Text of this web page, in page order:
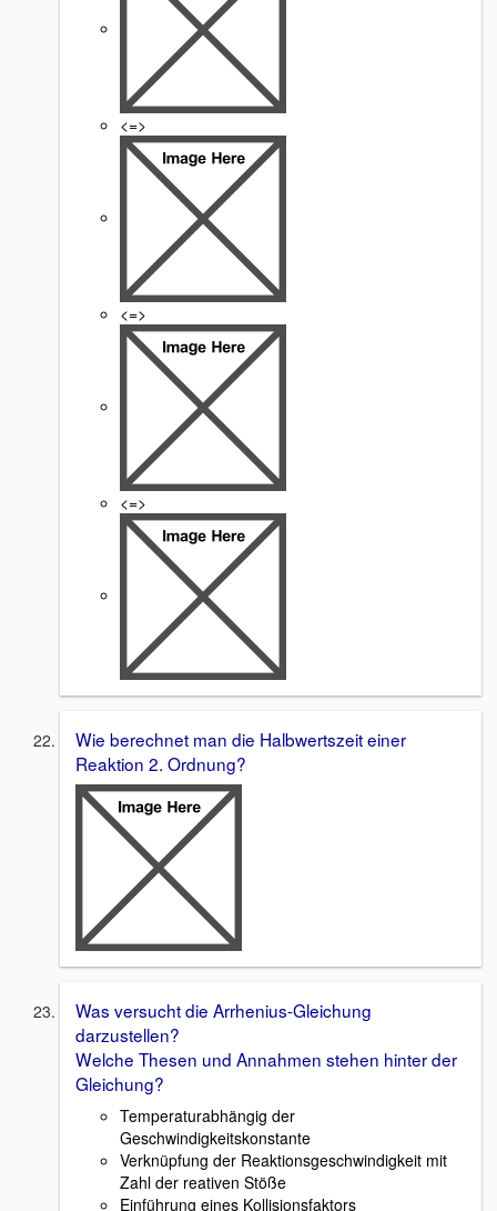
<=>
<=>
<=>
Wie berechnet man die Halbwertszeit einer
Reaktion 2. Ordnung?
Was versucht die Arrhenius-Gleichung
darzustellen?
Welche Thesen und Annahmen stehen hinter der
Gleichung?
Temperaturabhängig der
Geschwindigkeitskonstante
Verknüpfung der Reaktionsgeschwindigkeit mit
Zahl der reativen Stöße
Einführung eines Kollisionsfaktors